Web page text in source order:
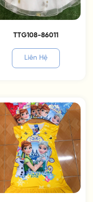
TTG108-86011
Liên Hệ